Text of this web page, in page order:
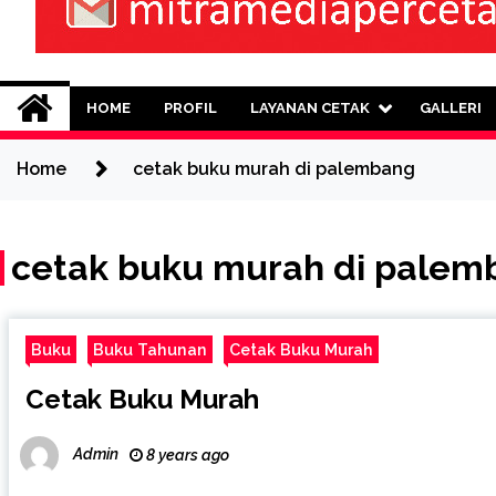
Mitra Media
0813-1670-6191 (Call/WA)
HOME PROFIL LAYANAN CETAK GALLERI
Home cetak buku murah di palembang
cetak buku murah di
Buku Buku Tahunan Cetak Buku Murah
Cetak Buku Murah
Admin 8 years ago